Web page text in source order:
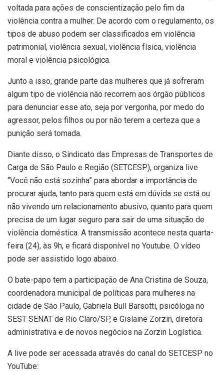
voltada para ações de conscientização pelo fim da
violência contra a mulher. De acordo com o regulamento, os
tipos de abuso podem ser classificados em violência
patrimonial, violência sexual, violência física, violência
moral e violência psicológica.
Junto a isso, grande parte das mulheres que já sofreram
algum tipo de violência não recorrem aos órgão públicos
para denunciar esse ato, seja por vergonha, por medo do
agressor, pelos filhos ou por não terem a certeza que a
punição será tomada.
Diante disso, o Sindicato das Empresas de Transportes de
Carga de São Paulo e Região (SETCESP), organiza live
“Você não está sozinha” para abordar a importância de
procurar ajuda, tanto para quem está em dúvida se está ou
não vivendo um relacionamento abusivo, quanto para quem
precisa de um lugar seguro para sair de uma situação de
violência doméstica. A transmissão acontece nesta quarta-
feira (24), às 9h, e ficará disponível no Youtube. O vídeo
pode ser assistido logo abaixo.
O bate-papo tem a participação de Ana Cristina de Souza,
coordenadora municipal de políticas para mulheres na
cidade de São Paulo, Gabriela Bull Barsotti, psicóloga no
SEST SENAT de Rio Claro/SP, e Gislaine Zorzin, diretora
administrativa e de novos negócios na Zorzin Logística.
A live pode ser acessada através do canal do SETCESP no
YouTube: